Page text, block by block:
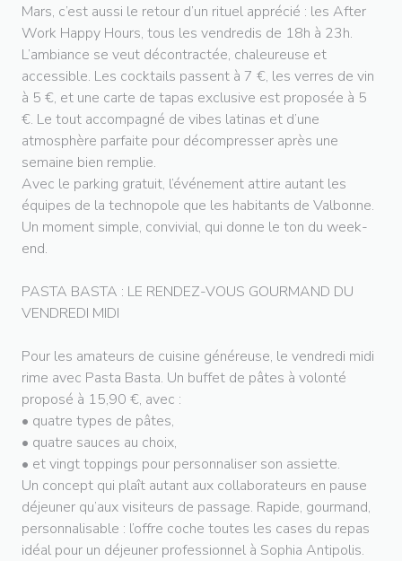
Mars, c’est aussi le retour d’un rituel apprécié : les After
Work Happy Hours, tous les vendredis de 18h à 23h.
L’ambiance se veut décontractée, chaleureuse et
accessible. Les cocktails passent à 7 €, les verres de vin
à 5 €, et une carte de tapas exclusive est proposée à 5
€. Le tout accompagné de vibes latinas et d’une
atmosphère parfaite pour décompresser après une
semaine bien remplie.
Avec le parking gratuit, l’événement attire autant les
équipes de la technopole que les habitants de Valbonne.
Un moment simple, convivial, qui donne le ton du week-
end.
PASTA BASTA : LE RENDEZ-VOUS GOURMAND DU
VENDREDI MIDI
Pour les amateurs de cuisine généreuse, le vendredi midi
rime avec Pasta Basta. Un buffet de pâtes à volonté
proposé à 15,90 €, avec :
• quatre types de pâtes,
• quatre sauces au choix,
• et vingt toppings pour personnaliser son assiette.
Un concept qui plaît autant aux collaborateurs en pause
déjeuner qu’aux visiteurs de passage. Rapide, gourmand,
personnalisable : l’offre coche toutes les cases du repas
idéal pour un déjeuner professionnel à Sophia Antipolis.